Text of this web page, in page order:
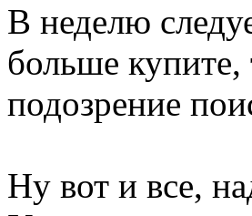
В неделю
больше купите,
подозрение
Ну вот и все,